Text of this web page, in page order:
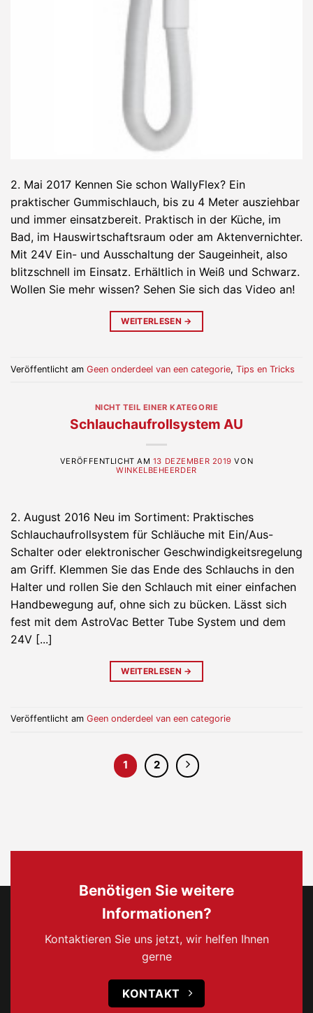
2. Mai 2017 Kennen Sie schon WallyFlex? Ein
praktischer Gummischlauch, bis zu 4 Meter ausziehbar
und immer einsatzbereit. Praktisch in der Küche, im
Bad, im Hauswirtschaftsraum oder am Aktenvernichter.
Mit 24V Ein- und Ausschaltung der Saugeinheit, also
blitzschnell im Einsatz. Erhältlich in Weiß und Schwarz.
Wollen Sie mehr wissen? Sehen Sie sich das Video an!
WEITERLESEN →
Veröffentlicht am Geen onderdeel van een categorie, Tips en Tricks
NICHT TEIL EINER KATEGORIE
Schlauchaufrollsystem AU
VERÖFFENTLICHT AM 13 DEZEMBER 2019 VON
WINKELBEHEERDER
2. August 2016 Neu im Sortiment: Praktisches
Schlauchaufrollsystem für Schläuche mit Ein/Aus-
Schalter oder elektronischer Geschwindigkeitsregelung
am Griff. Klemmen Sie das Ende des Schlauchs in den
Halter und rollen Sie den Schlauch mit einer einfachen
Handbewegung auf, ohne sich zu bücken. Lässt sich
fest mit dem AstroVac Better Tube System und dem
24V [...]
WEITERLESEN →
Veröffentlicht am Geen onderdeel van een categorie
1 2
Benötigen Sie weitere
Informationen?
Kontaktieren Sie uns jetzt, wir helfen Ihnen
gerne
KONTAKT